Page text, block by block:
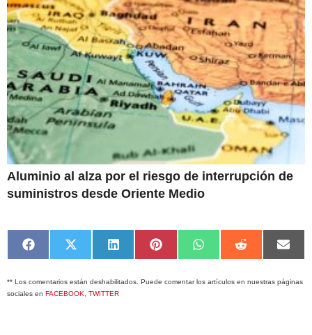
Aluminio al alza por el riesgo de interrupción de
suministros desde Oriente Medio
Compartir
en
Facebook
Compartir
en
X
(Twitter)
Compartir
en
LinkedIn
Compartir
en
Pinterest
Compartir
en
WhatsApp
Compartir
en
Reddit
en
** Los comentarios están deshabilitados. Puede comentar los artículos en nuestras páginas
sociales en FACEBOOK TWITTER